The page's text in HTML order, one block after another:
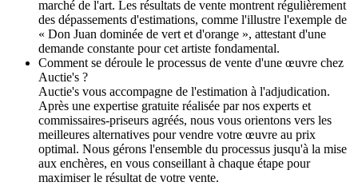
marché de l'art. Les résultats de vente montrent régulièrement
des dépassements d'estimations, comme l'illustre l'exemple de
« Don Juan dominée de vert et d'orange », attestant d'une
demande constante pour cet artiste fondamental.
Comment se déroule le processus de vente d'une œuvre chez
Auctie's ?
Auctie's vous accompagne de l'estimation à l'adjudication.
Après une expertise gratuite réalisée par nos experts et
commissaires-priseurs agréés, nous vous orientons vers les
meilleures alternatives pour vendre votre œuvre au prix
optimal. Nous gérons l'ensemble du processus jusqu'à la mise
aux enchères, en vous conseillant à chaque étape pour
maximiser le résultat de votre vente.